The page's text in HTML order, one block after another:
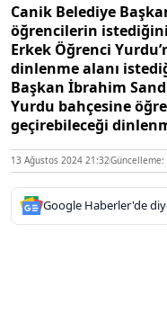
Canik Belediye
öğrencilerin
Erkek Öğrenci
dinlenme alanı
Başkan İbrahim
Yurdu bahçesine
geçirebileceği
13 Ağustos 2024 21:32Güncelleme:
Google Haberler'de